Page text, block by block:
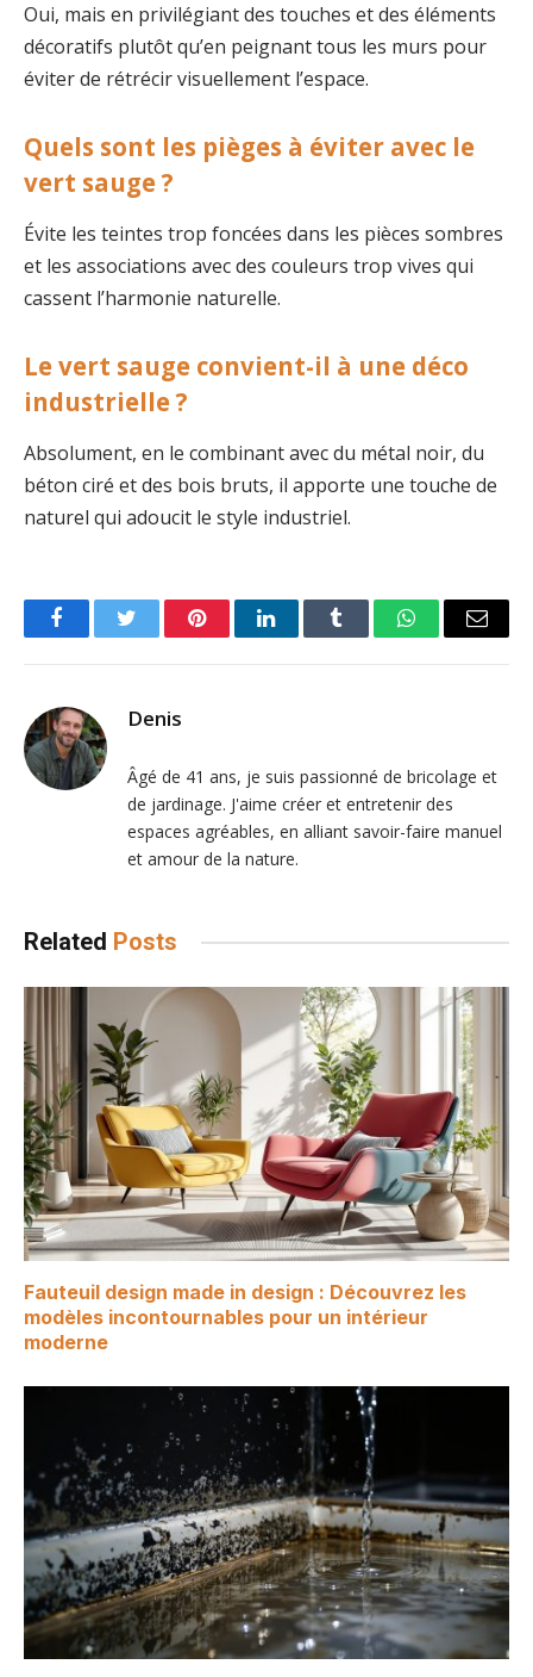
Oui, mais en privilégiant des touches et des éléments
décoratifs plutôt qu’en peignant tous les murs pour
éviter de rétrécir visuellement l’espace.
Quels sont les pièges à éviter avec le
vert sauge ?
Évite les teintes trop foncées dans les pièces sombres
et les associations avec des couleurs trop vives qui
cassent l’harmonie naturelle.
Le vert sauge convient-il à une déco
industrielle ?
Absolument, en le combinant avec du métal noir, du
béton ciré et des bois bruts, il apporte une touche de
naturel qui adoucit le style industriel.
FacebookTwitter PinterestLinkedInTumblr WhatsAppEmail
Denis
Âgé de 41 ans, je suis passionné de bricolage et
de jardinage. J'aime créer et entretenir des
espaces agréables, en alliant savoir-faire manuel
et amour de la nature.
Related Posts
Fauteuil design made in design : Découvrez les
modèles incontournables pour un intérieur
moderne